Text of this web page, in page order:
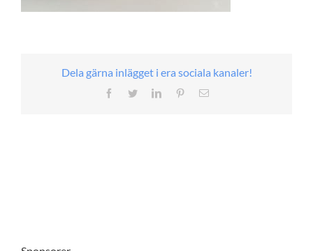
Dela gärna inlägget i era sociala kanaler!
FacebookTwitterLinkedInPinterest